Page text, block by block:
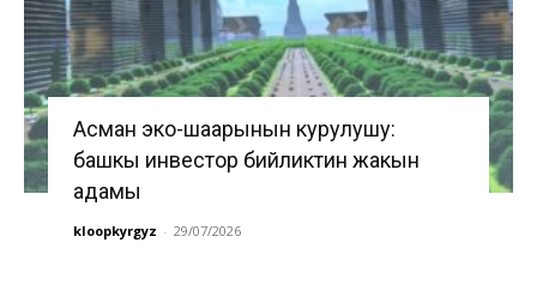
Асман эко-шаарынын курулушу:
башкы инвестор бийликтин жакын
адамы
kloopkyrgyz - 29/07/2026